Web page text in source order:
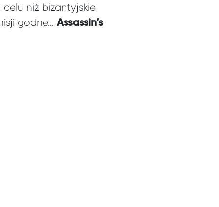
niż bizantyjskie
godne… Assassin’s